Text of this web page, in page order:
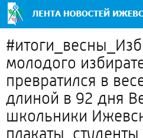
молодого
превратился в
длиной в 92 дня
школьники
плакаты,